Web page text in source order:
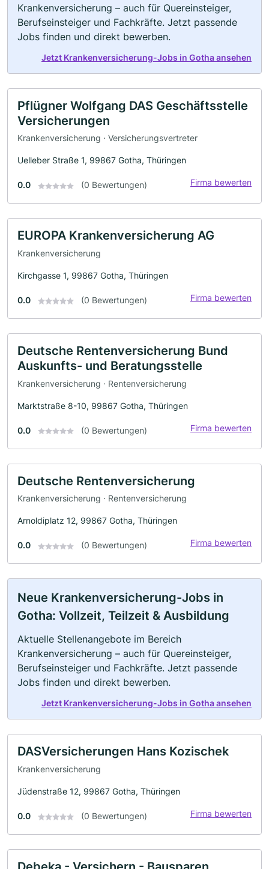
Krankenversicherung – auch für Quereinsteiger,
Berufseinsteiger und Fachkräfte. Jetzt passende
Jobs finden und direkt bewerben.
Jetzt Krankenversicherung-Jobs in Gotha ansehen
Pflügner Wolfgang DAS Geschäftsstelle
Versicherungen
Krankenversicherung · Versicherungsvertreter
Uelleber Straße 1, 99867 Gotha, Thüringen
0.0 (0 Bewertungen) Firma bewerten
EUROPA Krankenversicherung AG
Krankenversicherung
Kirchgasse 1, 99867 Gotha, Thüringen
0.0 (0 Bewertungen) Firma bewerten
Deutsche Rentenversicherung Bund
Auskunfts- und Beratungsstelle
Krankenversicherung · Rentenversicherung
Marktstraße 8-10, 99867 Gotha, Thüringen
0.0 (0 Bewertungen) Firma bewerten
Deutsche Rentenversicherung
Krankenversicherung · Rentenversicherung
Arnoldiplatz 12, 99867 Gotha, Thüringen
0.0 (0 Bewertungen) Firma bewerten
Neue Krankenversicherung-Jobs in
Gotha: Vollzeit, Teilzeit & Ausbildung
Aktuelle Stellenangebote im Bereich
Krankenversicherung – auch für Quereinsteiger,
Berufseinsteiger und Fachkräfte. Jetzt passende
Jobs finden und direkt bewerben.
Jetzt Krankenversicherung-Jobs in Gotha ansehen
DASVersicherungen Hans Kozischek
Krankenversicherung
Jüdenstraße 12, 99867 Gotha, Thüringen
0.0 (0 Bewertungen) Firma bewerten